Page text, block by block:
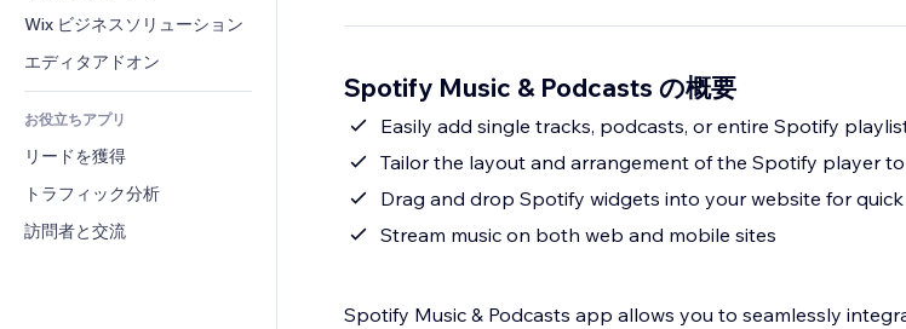
食品・飲料
ニュース
バナー・バッジ
電卓
検索
天気
チャート・テーブル
電話
コミュニティィ
レビュー・お客さまの声
CRM
Wix ビジネスソリューション
エディタアドオン
お役立ちアプリ
リードを獲得
トラフィック分析
訪問者と交流
Spotify Music & Podcasts の概要
Easily add single tracks, podcasts, or entire Spotify
Tailor the layout and arrangement of the Spotify player to
Drag and drop Spotify widgets into your website for
Stream music on both web and mobile sites
Spotify Music & Podcasts app allows you to seamlessly